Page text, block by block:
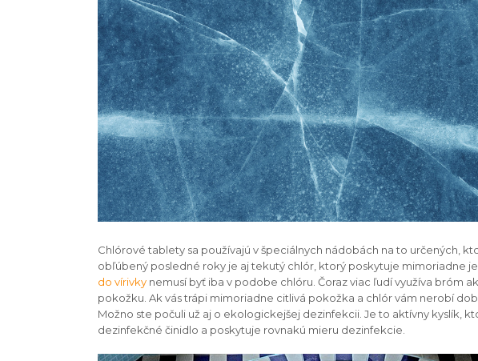
Chlórové tablety sa používajú v špeciálnych nádobách na to určených,
obľúbený posledné roky je aj tekutý chlór, ktorý poskytuje mimoriadne
do vírivky nemusí byť iba v podobe chlóru. Čoraz viac ľudí využíva bróm
pokožku. Ak vás trápi mimoriadne citlivá pokožka a chlór vám nerobí
Možno ste počuli už aj o ekologickejšej dezinfekcii. Je to aktívny kyslík,
dezinfekčné činidlo a poskytuje rovnakú mieru dezinfekcie.